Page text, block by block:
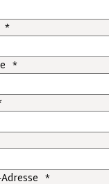
und
(Texte werden
*
*
*